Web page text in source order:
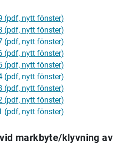
(pdf, nytt fönster)
(pdf, nytt fönster)
(pdf, nytt fönster)
(pdf, nytt fönster)
(pdf, nytt fönster)
(pdf, nytt fönster)
(pdf, nytt fönster)
(pdf, nytt fönster)
(pdf, nytt fönster)
markbyte/klyvning av